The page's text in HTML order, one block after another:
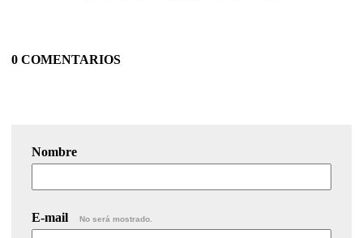
0 COMENTARIOS
Nombre
E-mail No será mostrado.